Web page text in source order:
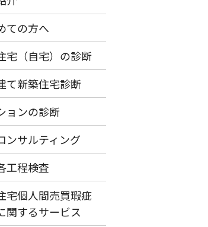
ての方へ
宅（自宅）の診断
て新築住宅診断
ョンの診断
ンサルティング
工程検査
宅個人間売買瑕疵
関するサービス